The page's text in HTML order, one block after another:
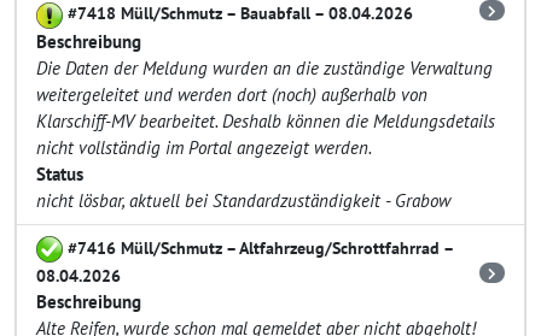
#7418 Müll/Schmutz – Bauabfall – 08.04.2026
Beschreibung
Die Daten der Meldung wurden an die zuständige Verwaltung
weitergeleitet und werden dort (noch) außerhalb von
Klarschiff-MV bearbeitet. Deshalb können die Meldungsdetails
nicht vollständig im Portal angezeigt werden.
Status
nicht lösbar, aktuell bei Standardzuständigkeit - Grabow
#7416 Müll/Schmutz – Altfahrzeug/Schrottfahrrad –
08.04.2026
Beschreibung
Alte Reifen, wurde schon mal gemeldet aber nicht abgeholt!